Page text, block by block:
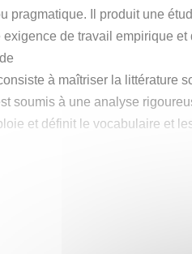
pragmatique. Il produit une
de travail empirique et
à maîtriser la littérature
soumis à une analyse
et définit le vocabulaire et
sur la recherche action,
et soutient la théorie. Le
de terrain découpée en